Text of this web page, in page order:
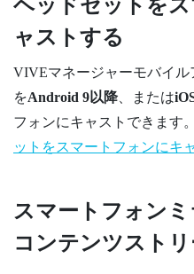
ヘッドセットを
ャストする
VIVEマネージャーモバイル
をAndroid 9以降 、または
フォンにキャストできます
ットをスマートフォンにキ
スマートフォン
コンテンツスト